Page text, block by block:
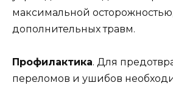
максимальной
дополнительных травм.
Профилактика. Для
переломов и ушибов